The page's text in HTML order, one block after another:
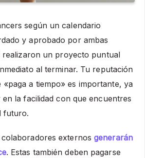
según un calendario
y aprobado por ambas
realizaron un proyecto puntual
al terminar. Tu reputación
«paga a tiempo» es importante, ya
la facilidad con que encuentres
futuro.
externos generarán
. Estas también deben pagarse